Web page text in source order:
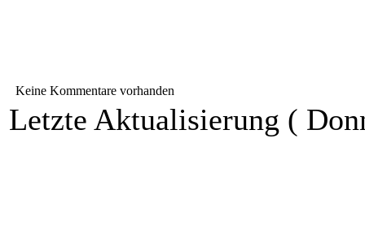
Keine Kommentare vorhanden
Letzte Aktualisierung (